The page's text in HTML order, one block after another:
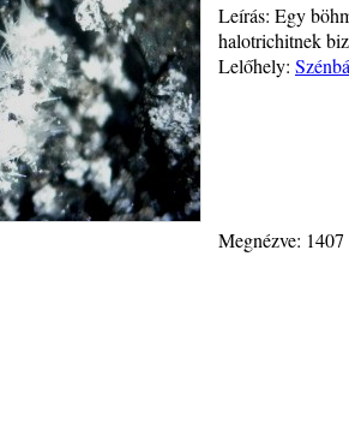
Leírás: Egy
halotrichitnek
Lelőhely:
Megnézve: